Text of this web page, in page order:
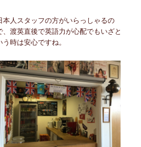
本人スタッフの方がいらっしゃるの
、渡英直後で英語力が心配でもいざと
う時は安心ですね。